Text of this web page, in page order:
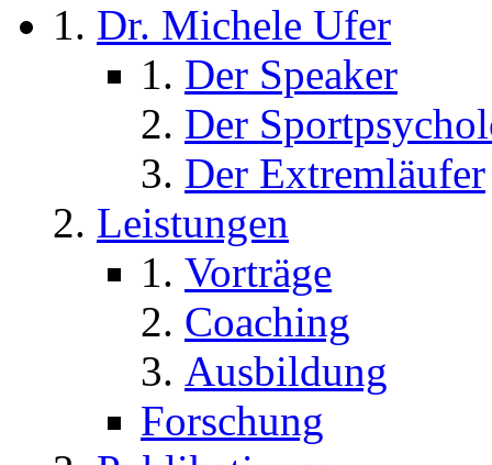
Dr. Michele Ufer
Der Speaker
Der
Der Extremläufer
Leistungen
Vorträge
Coaching
Ausbildung
Forschung